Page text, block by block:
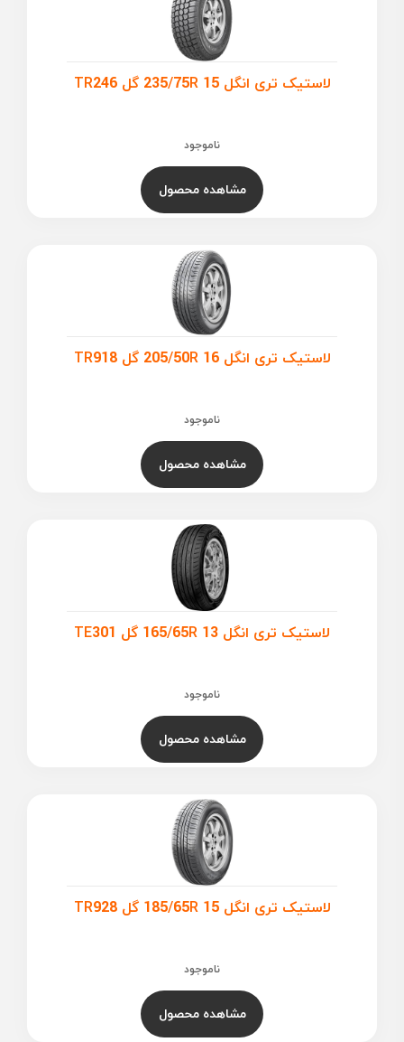
لاستیک تری انگل 235/75R 15 گل TR246
ناموجود
مشاهده محصول
لاستیک تری انگل 205/50R 16 گل TR918
ناموجود
مشاهده محصول
لاستیک تری انگل 165/65R 13 گل TE301
ناموجود
مشاهده محصول
لاستیک تری انگل 185/65R 15 گل TR928
ناموجود
مشاهده محصول